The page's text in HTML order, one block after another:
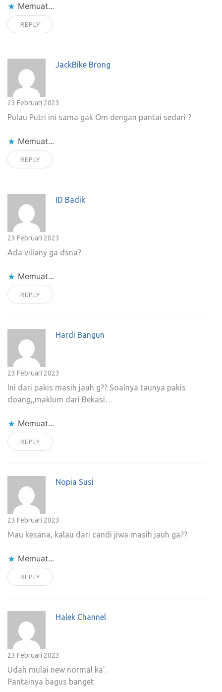
Memuat...
REPLY
JackBike Brong
23 Februari 2023
Pulau Putri ini sama gak Om dengan pantai sedari ?
Memuat...
REPLY
ID Badik
23 Februari 2023
Ada villany ga dsna?
Memuat...
REPLY
Hardi Bangun
23 Februari 2023
Ini dari pakis masih jauh g?? Soalnya taunya pakis
doang,,maklum dari Bekasi…
Memuat...
REPLY
Nopia Susi
23 Februari 2023
Mau kesana, kalau dari candi jiwa masih jauh ga??
Memuat...
REPLY
Halek Channel
23 Februari 2023
Udah mulai new normal ka'.
Pantainya bagus banget